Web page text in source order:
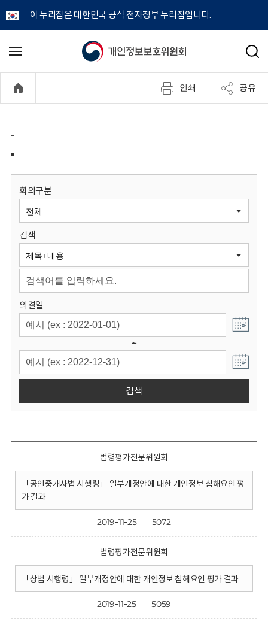
이 누리집은 대한민국 공식 전자정부 누리집입니다.
개
정
보
원
회
메
기
검
인쇄 공유
-
회의구분
검색
의결일
~
검색
법령평가전문위원회
「공인중개사법 시행령」 일부개정안에 대한 개인정보 침해요인 평
가 결과
2019-11-25 5072
법령평가전문위원회
「상법 시행령」 일부개정안에 대한 개인정보 침해요인 평가 결과
2019-11-25 5059